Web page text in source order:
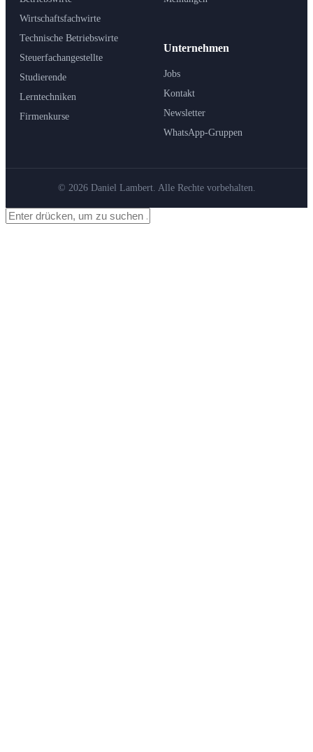
Wirtschaftsfachwirte
Technische Betriebswirte
Steuerfachangestellte
Studierende
Lerntechniken
Firmenkurse
Unternehmen
Jobs
Kontakt
Newsletter
WhatsApp-Gruppen
© 2026 Daniel Lambert. Alle Rechte vorbehalten.